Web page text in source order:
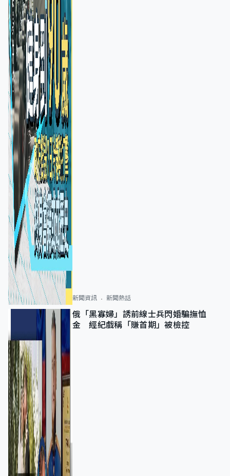
新聞資訊 新聞熱話
俄「黑寡婦」誘前線士兵閃婚騙撫恤
金 經紀戲稱「賺首期」被檢控